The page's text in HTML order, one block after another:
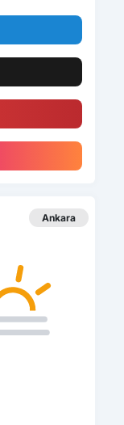
Ankara